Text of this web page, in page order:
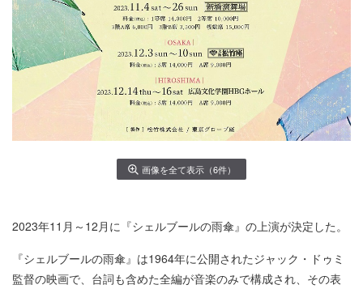
画像を全て表示（6件）
2023年11月～12月に『シェルブールの雨傘』の上演が決定した。
『シェルブールの雨傘』は1964年に公開されたジャック・ドゥミ
監督の映画で、台詞も含めた全編が音楽のみで構成され、その表